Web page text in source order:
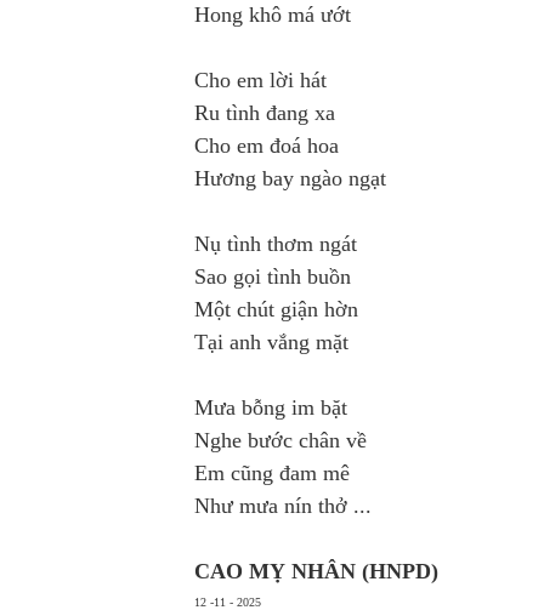
Hong khô má ướt
Cho em lời hát
Ru tình đang xa
Cho em đoá hoa
Hương bay ngào ngạt
Nụ tình thơm ngát
Sao gọi tình buồn
Một chút giận hờn
Tại anh vắng mặt
Mưa bỗng im bặt
Nghe bước chân về
Em cũng đam mê
Như mưa nín thở ...
CAO MỴ NHÂN (HNPD)
12 -11 - 2025